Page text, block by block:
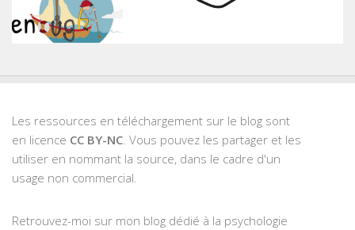
Les ressources en téléchargement sur le blog sont
en licence CC BY-NC. Vous pouvez les partager et les
utiliser en nommant la source, dans le cadre d'un
usage non commercial.
Retrouvez-moi sur mon blog dédié à la psychologie